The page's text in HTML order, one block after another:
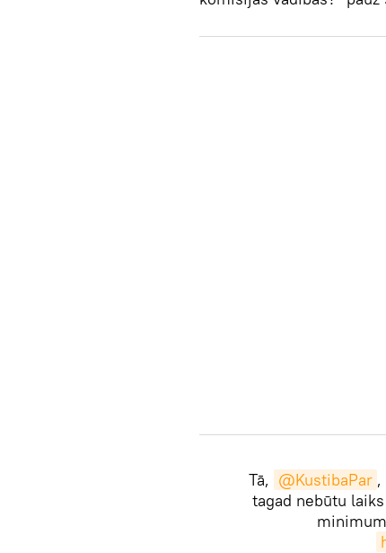
Tā, @KustibaPar ,
tagad nebūtu